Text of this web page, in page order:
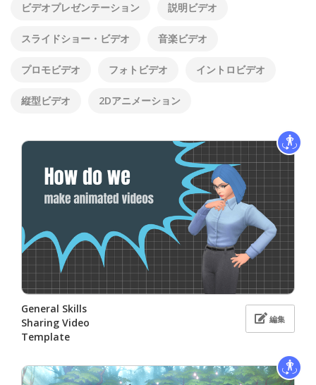
ビデオプレゼンテーション 説明ビデオ
スライドショー・ビデオ 音楽ビデオ
プロモビデオ フォトビデオ イントロビデオ
縦型ビデオ 2Dアニメーション
General Skills
Sharing Video
Template
編集